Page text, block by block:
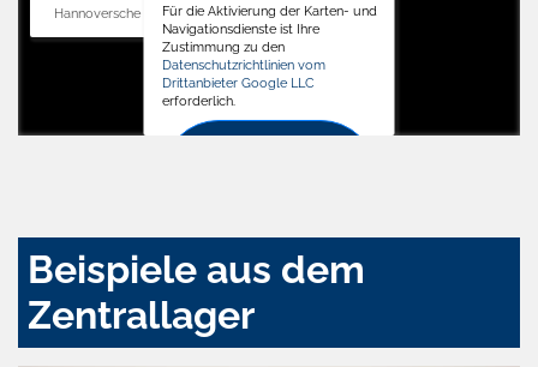
Hannoversche Str. 34, 31688 Nienstädt
Für die Aktivierung der Karten- und
Navigationsdienste ist Ihre
Zustimmung zu den
Datenschutzrichtlinien vom
Drittanbieter Google LLC
erforderlich.
Beispiele aus dem
Zentrallager